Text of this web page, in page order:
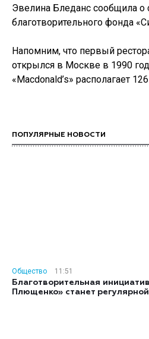
Эвелина Бледанс сообщила о
благотворительного фонда
Напомним, что первый
открылся в Москве в 1990
«Macdonald’s» располагает
ПОПУЛЯРНЫЕ НОВОСТИ
Общество
11:51
Благотворительная
Плющенко» станет регулярной